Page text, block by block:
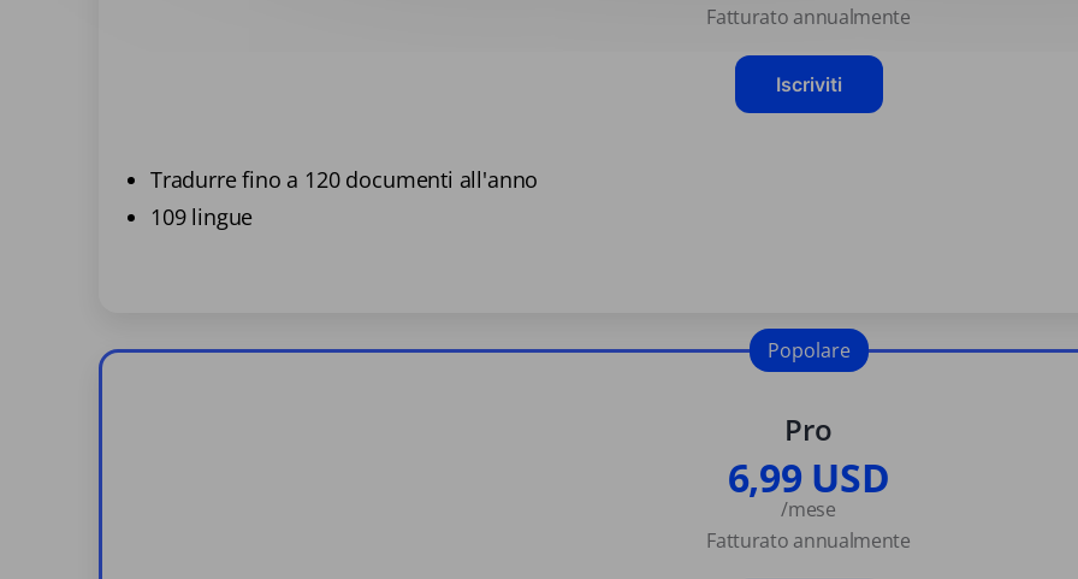
Fatturato annualmente
Iscriviti
Tradurre fino a 120 documenti all'anno
109 lingue
Pro
6,99 USD
/mese
Fatturato annualmente
Popolare